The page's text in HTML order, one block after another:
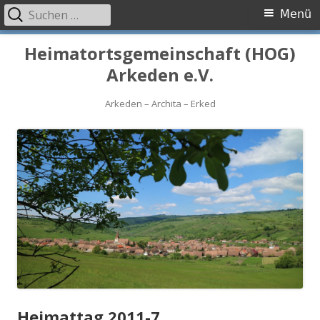
Heimatortsgemeinschaft (HOG)
Arkeden e.V.
Arkeden – Archita – Erked
Primäres
Menü
Menü
Suchen
nach: